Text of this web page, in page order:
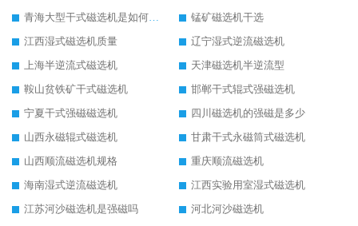
青海大型干式磁选机是如何选矿的
锰矿磁选机干选
江西湿式磁选机质量
辽宁湿式逆流磁选机
上海半逆流式磁选机
天津磁选机半逆流型
鞍山贫铁矿干式磁选机
邯郸干式辊式强磁选机
宁夏干式强磁磁选机
四川磁选机的强磁是多少
山西永磁辊式磁选机
甘肃干式永磁筒式磁选机
山西顺流磁选机规格
重庆顺流磁选机
海南湿式逆流磁选机
江西实验用室湿式磁选机
江苏河沙磁选机是强磁吗
河北河沙磁选机